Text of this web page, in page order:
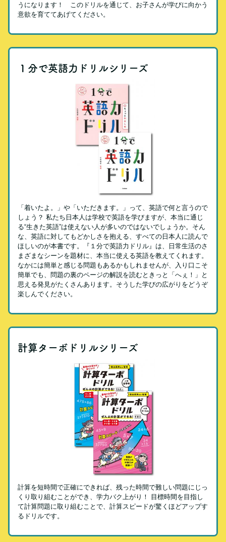
うになります！ このドリルを通じて、お子さんが学びに向かう
意欲を育ててあげてください。
１分で英語力ドリルシリーズ
「着いたよ。」や「いただきます。」って、英語で何と言うので
しょう？ 私たち日本人は学校で英語を学びますが、本当に通じ
る“生きた英語”は使えない人が多いのではないでしょうか。そん
な、英語に対してもどかしさを抱える、すべての日本人に読んで
ほしいのが本書です。『１分で英語力ドリル』は、日常生活のさ
まざまなシーンを題材に、本当に使える英語を教えてくれます。
なかには簡単と感じる問題もあるかもしれませんが、入り口こそ
簡単でも、問題の裏のページの解説を読むときっと「へぇ！」と
思える発見がたくさんあります。そうした学びの広がりをどうぞ
楽しんでください。
計算ターボドリルシリーズ
計算を短時間で正確にできれば、残った時間で難しい問題にじっ
くり取り組むことができ、学力バク上がり！ 目標時間を目指し
て計算問題に取り組むことで、計算スピードが驚くほどアップす
るドリルです。